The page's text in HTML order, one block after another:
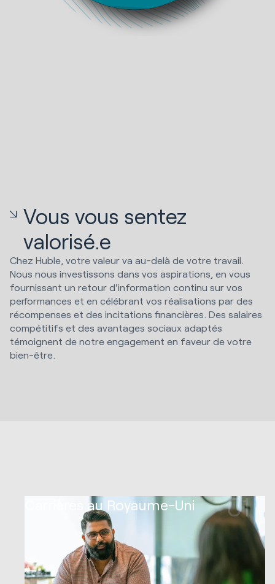
Vous vous sentez
valorisé.e
Chez Huble, votre valeur va au-delà de votre travail.
Nous nous investissons dans vos aspirations, en vous
fournissant un retour d'information continu sur vos
performances et en célébrant vos réalisations par des
récompenses et des incitations financières. Des salaires
compétitifs et des avantages sociaux adaptés
témoignent de notre engagement en faveur de votre
bien-être.
Carrières au Royaume-Uni 01